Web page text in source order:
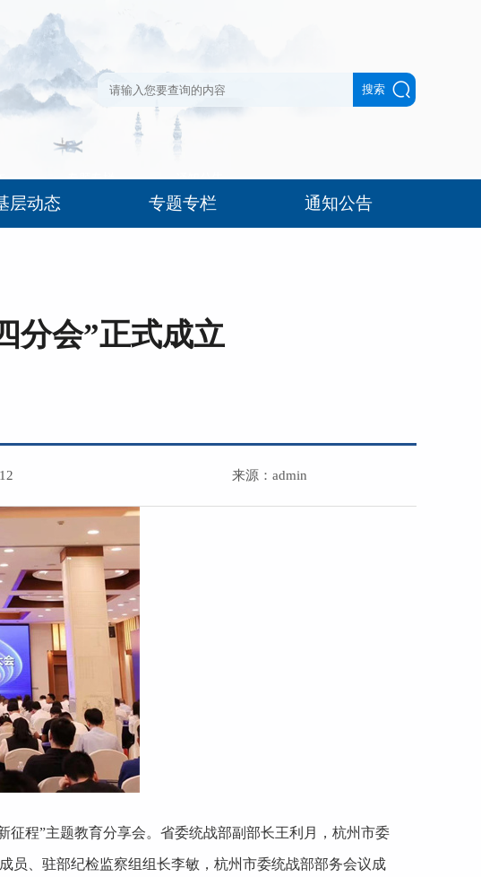
层动态 专题专栏 通知公告
分会”正式成立
来源：admin
征程”主题教育分享会。省委统战部副部长王利月，杭州市委
员、驻部纪检监察组组长李敏，杭州市委统战部部务会议成